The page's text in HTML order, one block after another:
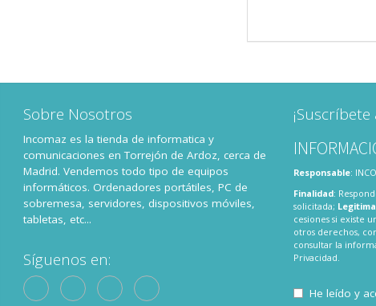
Sobre Nosotros
Incomaz es la tienda de informatica y
comunicaciones en Torrejón de Ardoz, cerca de
Madrid. Vendemos todo tipo de equipos
informáticos. Ordenadores portátiles, PC de
sobremesa, servidores, dispositivos móviles,
tabletas, etc...
Síguenos en:
Responsable:
Finalidad:
solicitada;
cesiones si existe
otros derechos,
consultar la
Privacidad.
He leído y